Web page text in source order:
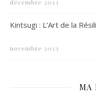
décembre 2023
Kintsugi : L’Art de la
novembre 2023
MA